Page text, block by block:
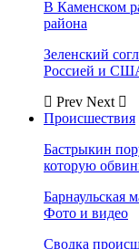
В Каменском
района
Зеленский
Россией и
Prev Next
Происшествия
Бастрыкин
которую
Барнаульская
Фото и видео
Сводка